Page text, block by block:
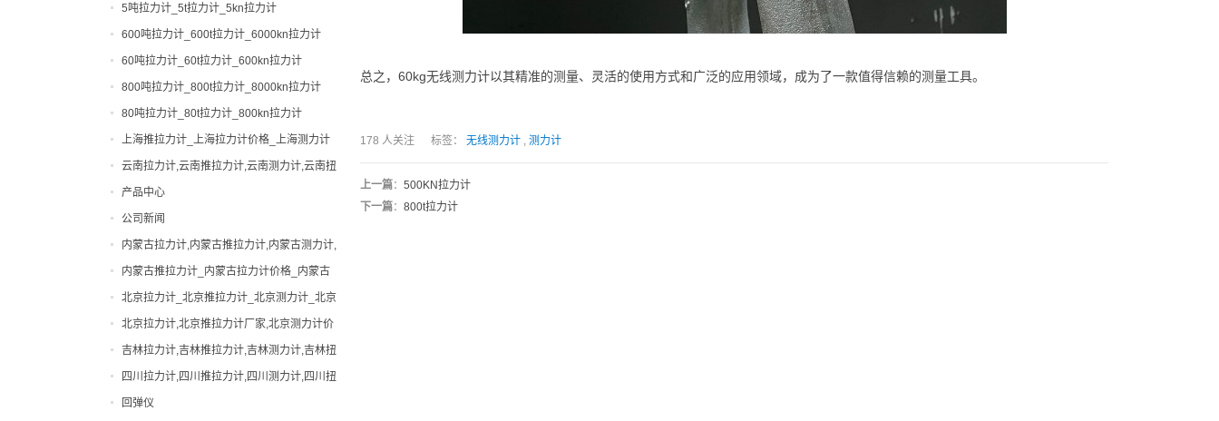
总之，60kg无线测力计以其精准的测量、灵活的使用方式和广泛的应用领域，成为了一款值得信赖的测量工具。
178 人关注 标签： 无线测力计 测力计
上一篇： 500KN拉力计
下一篇： 800t拉力计
5吨拉力计_5t拉力计_5kn拉力计
600吨拉力计_600t拉力计_6000kn拉力计
60吨拉力计_60t拉力计_600kn拉力计
800吨拉力计_800t拉力计_8000kn拉力计
80吨拉力计_80t拉力计_800kn拉力计
上海推拉力计_上海拉力计价格_上海测力计
厂家|型号
云南拉力计,云南推拉力计,云南测力计,云南扭
力计,云南邵氏硬度计
产品中心
0-200吨拉力计
0-200吨测力计
出租拉力计,上海拉力计出租,拉力计租赁,船
用拉力计出租
张力计
弹簧扭力试验机
弹簧试验机
手动拉力试验机
扭力计
公司新闻
便携式硬度计
内蒙古拉力计,内蒙古推拉力计,内蒙古测力计,
内蒙古扭力计,内蒙古邵氏硬度计
内蒙古推拉力计_内蒙古拉力计价格_内蒙古
测力计厂家|型号
北京拉力计_北京推拉力计_北京测力计_北京
扭力计_北京硬度计
北京拉力计,北京推拉力计厂家,北京测力计价
格
吉林拉力计,吉林推拉力计,吉林测力计,吉林扭
力计,吉林邵氏硬度计
四川拉力计,四川推拉力计,四川测力计,四川扭
力计,四川邵氏硬度计
回弹仪